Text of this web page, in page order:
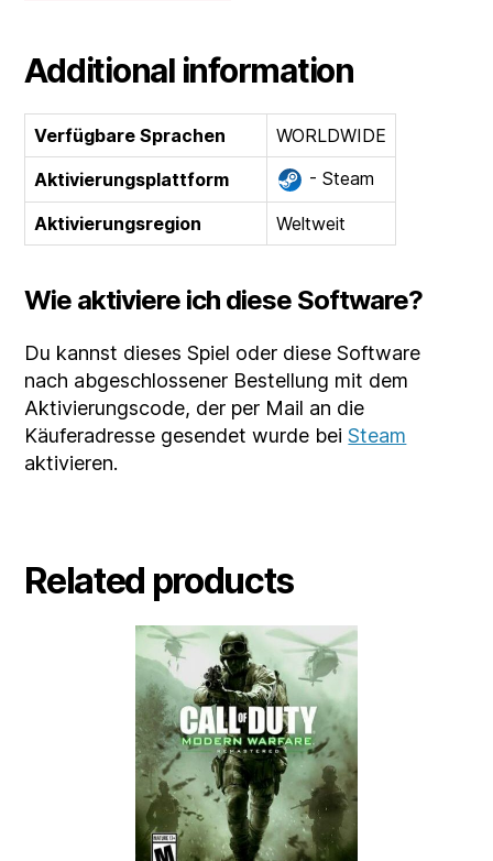
Additional information
Verfügbare Sprachen
WORLDWIDE
Aktivierungsplattform
- Steam
Aktivierungsregion Weltweit
Wie aktiviere ich diese Software?
Du kannst dieses Spiel oder diese Software
nach abgeschlossener Bestellung mit dem
Aktivierungscode, der per Mail an die
Käuferadresse gesendet wurde beiSteam
aktivieren.
Related products